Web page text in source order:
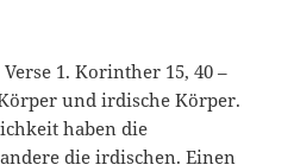
1. Korinther 15, 40 –
und irdische Körper.
haben die
die irdischen. Einen